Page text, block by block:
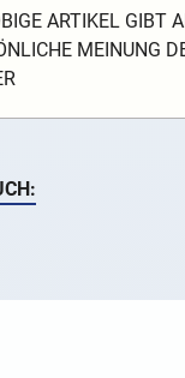
ARTIKEL GIBT
MEINUNG